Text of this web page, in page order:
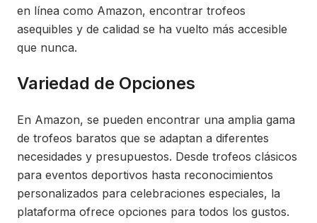
en línea como Amazon, encontrar trofeos
asequibles y de calidad se ha vuelto más accesible
que nunca.
Variedad de Opciones
En Amazon, se pueden encontrar una amplia gama
de trofeos baratos que se adaptan a diferentes
necesidades y presupuestos. Desde trofeos clásicos
para eventos deportivos hasta reconocimientos
personalizados para celebraciones especiales, la
plataforma ofrece opciones para todos los gustos.